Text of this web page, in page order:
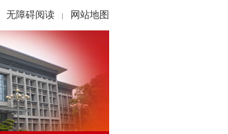
无障碍阅读 | 网站地图